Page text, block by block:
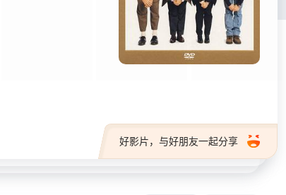
好影片，与好朋友一起分享